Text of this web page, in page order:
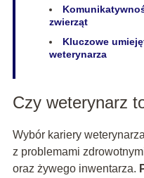
zwierząt
Kluczowe
weterynarza
Czy weterynarz
Wybór kariery
z problemami
oraz żywego inwentarza.